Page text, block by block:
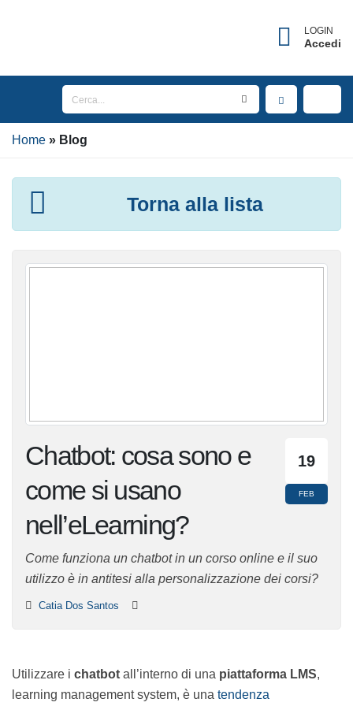
LOGIN
Accedi
Home Blog
Torna alla lista
19
FEB
Chatbot: cosa sono e
come si usano
nell’eLearning?
Come funziona un chatbot in un corso online e il suo
utilizzo è in antitesi alla personalizzazione dei corsi?
Catia Dos Santos
Utilizzare ichatbotall’interno di unapiattaforma LMS
learning management system, è unatendenza